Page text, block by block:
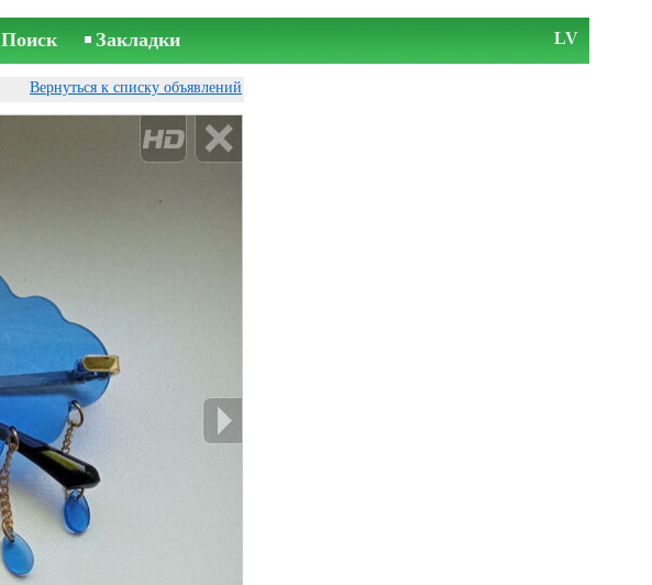
Поиск Закладки LV
Вернуться к списку объявлений